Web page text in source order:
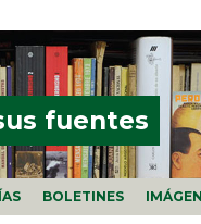
fuentes
BOLETINES